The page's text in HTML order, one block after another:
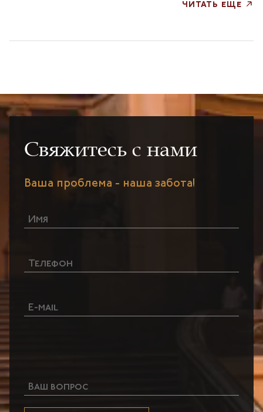
ЧИТАТЬ ЕЩЕ
Свяжитесь с нами
Ваша проблема - наша забота!
Ваш вопрос